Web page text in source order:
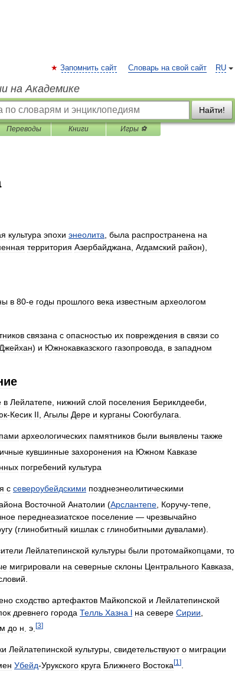
RU
Запомнить сайт Словарь на свой сайт
на Академике
Найти!
Переводы Книги Игры ⚽
культура эпохи энеолита была распространена на
территория Азербайджана Агдамский район),
в 80-е годы прошлого века известным археологом
связана с опасностью их повреждения в связи со
Джейхан) и Южнокавказского газопровода в западном
в Лейлатепе нижний слой поселения Бериклдееби
-Кесик II Агылы Дере и курганы Союгбулага
археологических памятников были выявлены также
кувшинные захоронения на Южном Кавказе
погребений культура
с североубейдскими позднеэнеолитическими
Восточной Анатолии (Арслантепе Коручу-тепе
переднеазиатское поселение — чрезвычайно
(глинобитный кишлак с глинобитными дувалами).
Лейлатепинской культуры были протомайкопцами то
мигрировали на северные склоны Центрального Кавказа
сходство артефактов Майкопской и Лейлатепинской
древнего города Телль Хазна l на севере Сирии
до н э [3]
Лейлатепинской культуры, свидетельствуют о миграции
Убейд-Урукского круга Ближнего Востока [1 ]